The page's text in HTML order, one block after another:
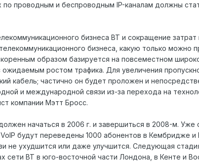
проводным и беспроводным IP-каналам должны
бизнеса BT и сокращение
бизнеса, какую только можно
образом базируется на повсеместном
ростом трафика. Для увеличения
кабель; частично он будет проложен и
и международной связи из-за перехода на
компании Мэтт Бросс.
начаться в 2006 г. и завершиться в 2008-м. Уже
будут переведены 1000 абонентов в Кембридже и
не ухудшится или даже улучшится. Следующая
сети BT в юго-восточной части Лондона, в Кенте и